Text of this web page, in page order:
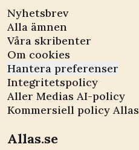
Nyhetsbrev
Alla ämnen
Våra skribenter
Om cookies
Hantera preferenser
Integritetspolicy
Aller Medias AI-policy
Kommersiell policy Allas
Allas.se